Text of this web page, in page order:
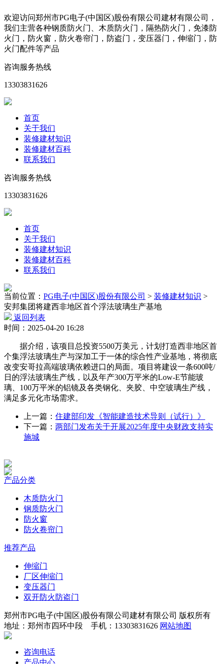
欢迎访问郑州市PG电子(中国区)股份有限公司建材有限公司，
我们主营各种钢质防火门、木质防火门，隔热防火门，免漆防
火门，防火窗，防火卷帘门，防盗门，变压器门，伸缩门，防
火门配件等产品
咨询服务热线
13303831626
首页
关于我们
装修建材知识
装修建材百科
联系我们
咨询服务热线
13303831626
首页
关于我们
装修建材知识
装修建材百科
联系我们
当前位置： PG电子(中国区)股份有限公司 > 装修建材知识 >
安邦集团将建西非地区首个浮法玻璃生产基地
返回列表
时间：2025-04-20 16:28
据介绍，该项目总投资5500万美元，计划打造西非地区首
个集浮法玻璃生产与深加工于一体的综合性产业基地，将彻底
改变安哥拉高端玻璃依赖进口的局面。项目将建设一条600吨/
日的浮法玻璃生产线，以及年产300万平米的Low-E节能玻
璃、100万平米的铝镜及各类钢化、夹胶、中空玻璃生产线，
满足多元化市场需求。
上一篇： 住建部印发《智能建造技术导则（试行）》
下一篇： 两部门发布关于开展2025年度中央财政支持实
施城
产品分类
木质防火门
钢质防火门
防火窗
防火卷帘门
推荐产品
伸缩门
厂区伸缩门
变压器门
双开防火防盗门
郑州市PG电子(中国区)股份有限公司建材有限公司 版权所有
地址：郑州市四环中段 手机：13303831626 网站地图
咨询电话
产品中心